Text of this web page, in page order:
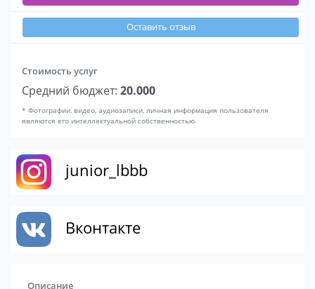
Оставить отзыв
Стоимость услуг
Средний бюджет: 20.000
* Фотографии, видео, аудиозаписи, личная информация пользователя
являются его интеллектуальной собственностью.
junior_lbbb
Вконтакте
Описание